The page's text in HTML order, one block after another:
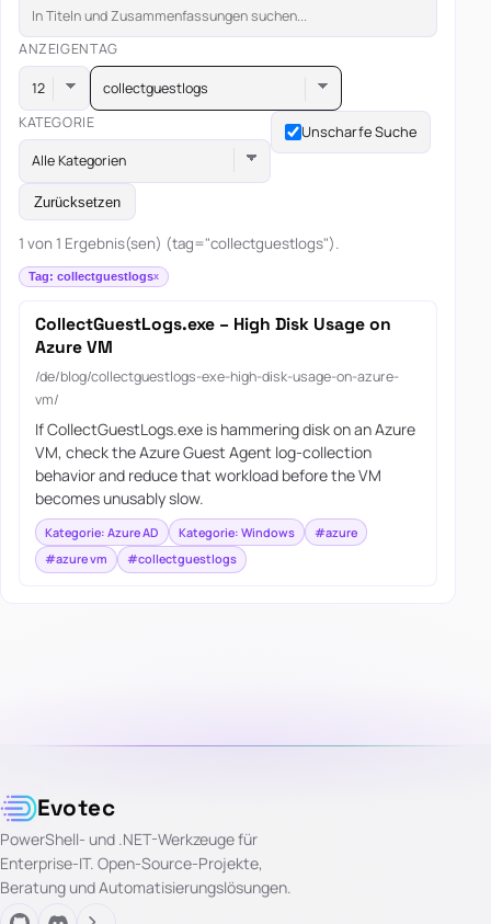
ANZEIGENTAG
collectguestlogs
KATEGORIE
Alle Kategorien
Unscharfe Suche
Zurücksetzen
1 von 1 Ergebnis(sen) (tag="collectguestlogs").
Tag: collectguestlogs
CollectGuestLogs.exe – High Disk Usage on
Azure VM
/de/blog/collectguestlogs-exe-high-disk-usage-on-azure-
vm/
If CollectGuestLogs.exe is hammering disk on an Azure
VM, check the Azure Guest Agent log-collection
behavior and reduce that workload before the VM
becomes unusably slow.
Kategorie: Azure AD Kategorie: Windows
#azure
#azure vm
#collectguestlogs
Evotec
PowerShell- und .NET-Werkzeuge für
Enterprise-IT. Open-Source-Projekte,
Beratung und Automatisierungslösungen.